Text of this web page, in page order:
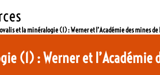
et la minéralogie (1) : Werner et l’Académie des mines de
(1) : Werner et l’Académie